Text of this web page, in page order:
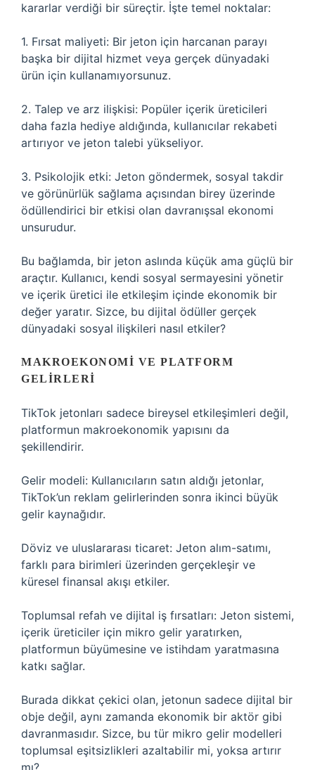
kararlar verdiği bir süreçtir. İşte temel noktalar:
1. Fırsat maliyeti: Bir jeton için harcanan parayı
başka bir dijital hizmet veya gerçek dünyadaki
ürün için kullanamıyorsunuz.
2. Talep ve arz ilişkisi: Popüler içerik üreticileri
daha fazla hediye aldığında, kullanıcılar rekabeti
artırıyor ve jeton talebi yükseliyor.
3. Psikolojik etki: Jeton göndermek, sosyal takdir
ve görünürlük sağlama açısından birey üzerinde
ödüllendirici bir etkisi olan davranışsal ekonomi
unsurudur.
Bu bağlamda, bir jeton aslında küçük ama güçlü bir
araçtır. Kullanıcı, kendi sosyal sermayesini yönetir
ve içerik üretici ile etkileşim içinde ekonomik bir
değer yaratır. Sizce, bu dijital ödüller gerçek
dünyadaki sosyal ilişkileri nasıl etkiler?
MAKROEKONOMI VE PLATFORM
GELIRLERI
TikTok jetonları sadece bireysel etkileşimleri değil,
platformun makroekonomik yapısını da
şekillendirir.
Gelir modeli: Kullanıcıların satın aldığı jetonlar,
TikTok’un reklam gelirlerinden sonra ikinci büyük
gelir kaynağıdır.
Döviz ve uluslararası ticaret: Jeton alım-satımı,
farklı para birimleri üzerinden gerçekleşir ve
küresel finansal akışı etkiler.
Toplumsal refah ve dijital iş fırsatları: Jeton sistemi,
içerik üreticiler için mikro gelir yaratırken,
platformun büyümesine ve istihdam yaratmasına
katkı sağlar.
Burada dikkat çekici olan, jetonun sadece dijital bir
obje değil, aynı zamanda ekonomik bir aktör gibi
davranmasıdır. Sizce, bu tür mikro gelir modelleri
toplumsal eşitsizlikleri azaltabilir mi, yoksa artırır
mı?